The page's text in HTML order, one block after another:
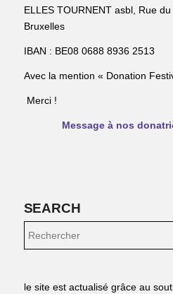
ELLES TOURNENT asbl, Rue
Bruxelles
IBAN : BE08 0688 8936 2513
Avec la mention « Donation
Merci !
Message à nos
SEARCH
le site est actualisé grâce au